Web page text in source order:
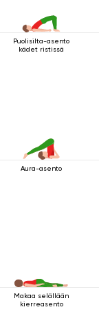
Puolisilta-asento
kädet ristissä
Aura-asento
Makaa selällään
kierreasento